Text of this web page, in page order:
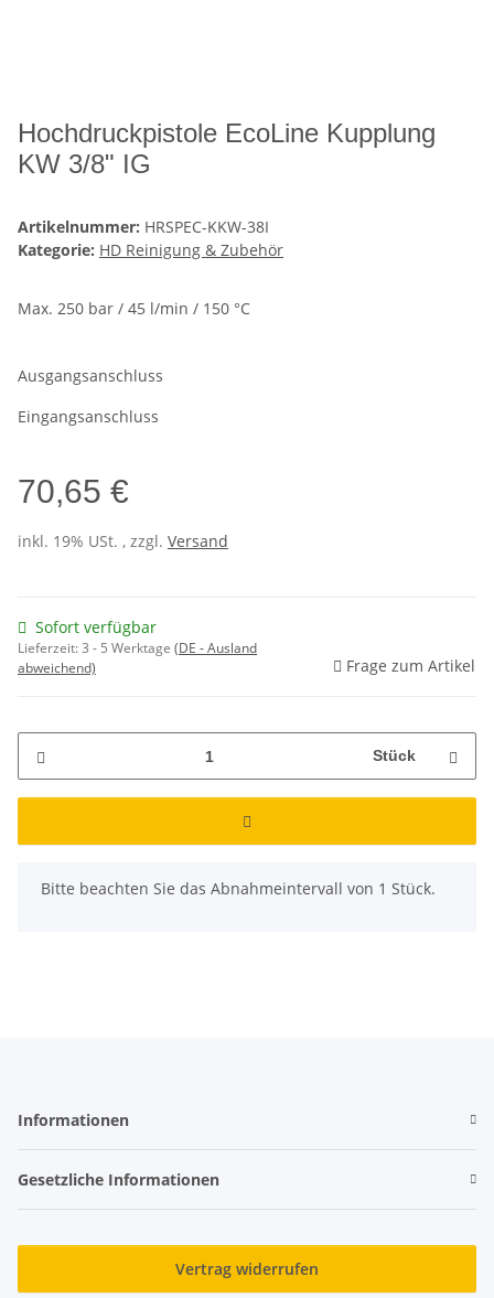
Hochdruckpistole EcoLine Kupplung
KW 3/8" IG
Artikelnummer: HRSPEC-KKW-38I
Kategorie: HD Reinigung & Zubehör
Max. 250 bar / 45 l/min / 150 °C
Ausgangsanschluss
Eingangsanschluss
70,65 €
inkl. 19% USt. , zzgl. Versand
Sofort verfügbar
Lieferzeit:3 - 5 Werktage (DE - Ausland
abweichend)
Frage zum Artikel
Stück
x
Bitte beachten Sie das Abnahmeintervall von 1 Stück.
Informationen
Gesetzliche Informationen
Vertrag widerrufen